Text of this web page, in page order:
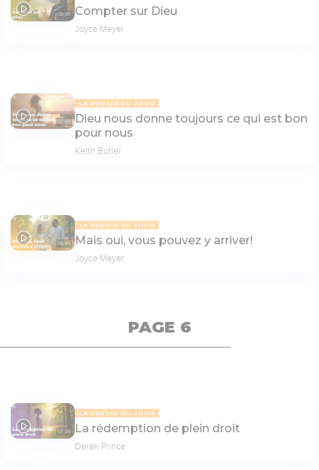
08:00 Compter sur Dieu
Joyce Meyer
07:09
LA PENSÉE DU JOUR
Dieu nous donne toujours ce qui est bon
pour nous
Keith Butler
08:49
LA PENSÉE DU JOUR
Mais oui, vous pouvez y arriver!
Joyce Meyer
PAGE 6
07:26
LA PENSÉE DU JOUR
La rédemption de plein droit
Derek Prince